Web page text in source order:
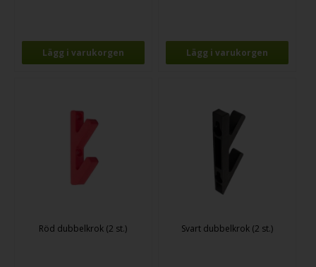
Röd dubbelkrok (2 st.) Svart dubbelkrok (2 st.)